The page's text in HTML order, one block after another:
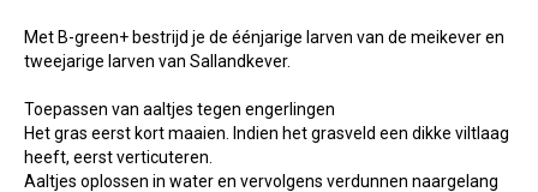
Met B-green+ bestrijd je de éénjarige larven van de meikever en
tweejarige larven van Sallandkever.
Toepassen van aaltjes tegen engerlingen
Het gras eerst kort maaien. Indien het grasveld een dikke viltlaag
heeft, eerst verticuteren.
Aaltjes oplossen in water en vervolgens verdunnen naargelang